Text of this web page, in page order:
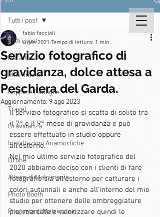
Tutti i post
Ritratto
Matrimonio
Coppie e Famiglie
Travel
Gravidanza
Installazioni Anamorfiche
Drone
Album di Matrimonio
Photo Booth
Proposta di Matrimonio
Tutti i post
Servizio fotografico di
gravidanza, dolce attesa a
Peschiera del Garda.
fabio faccioli
6 gen 2021 Tempo di lettura: 1 min
Aggiornamento: 9 ago 2023
Il servizio fotografico si scatta di solito tra
il 7° e il 9° mese di gravidanza e può
essere effettuato in studio oppure
all'esterno.
Nel mio ultimo servizio fotografico del
2020 abbiamo deciso con i clienti di fare
fotografie sia all'esterno per catturare i
colori autunnali e anche all'interno del mio
studio per ottenere delle ombreggiature
piu' marcate e valorizzare quindi le